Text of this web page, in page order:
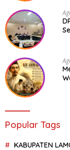
Popular Tags
KABUPATEN